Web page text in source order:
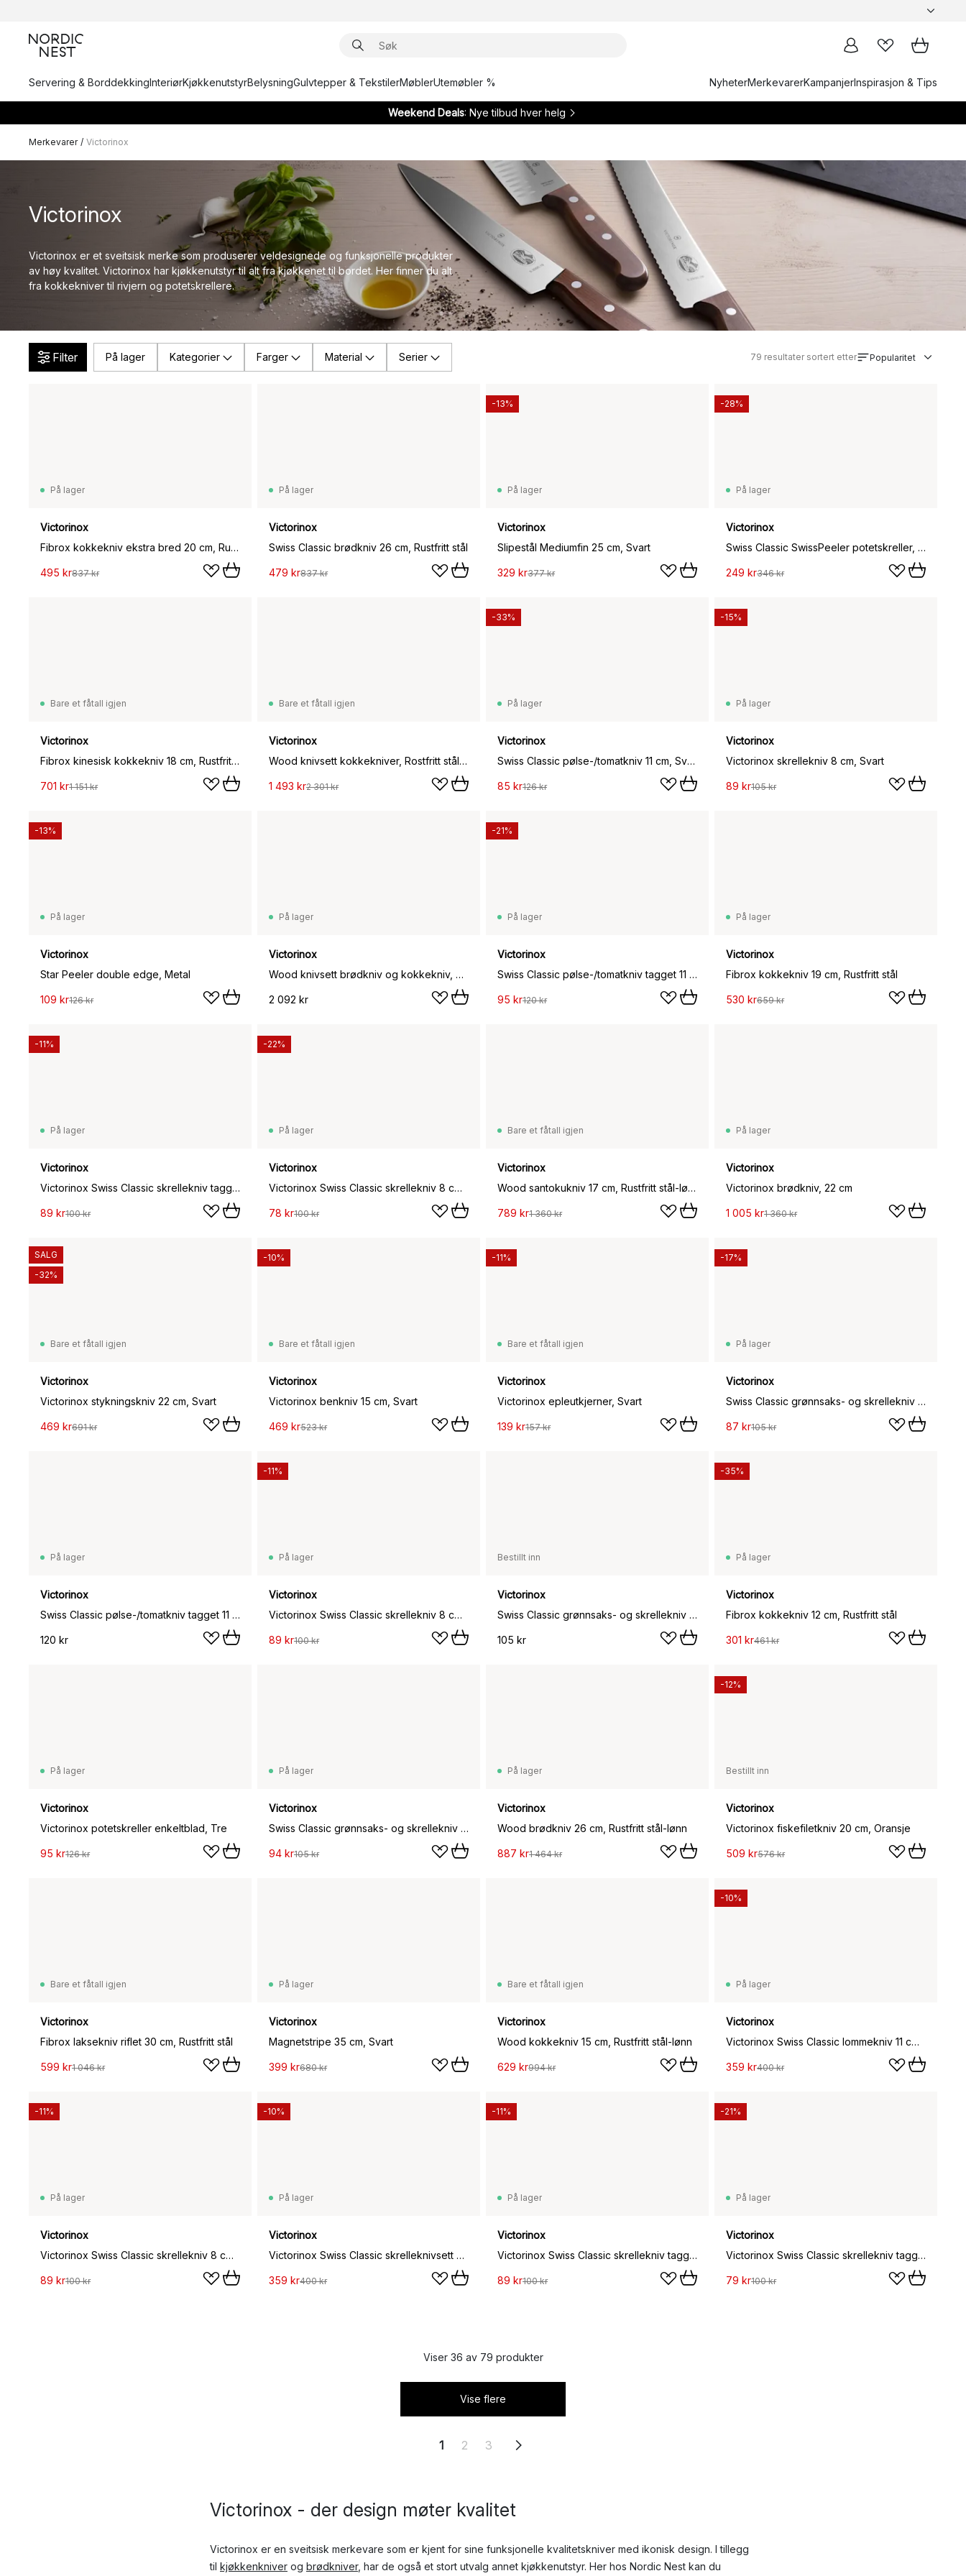
Servering & BorddekkingInteriørKjøkkenutstyrBelysningGulvtepper & TekstilerMøblerUtemøbler % NyheterMerkevarerKampanjerInspirasjon & Tips
Weekend Deals: Nye tilbud hver helg
Merkevarer / Victorinox
Victorinox
Victorinox er et sveitsisk merke som produserer veldesignede og funksjonelle produkter
av høy kvalitet. Victorinox har kjøkkenutstyr til alt fra kjøkkenet til bordet. Her finner du alt
fra kokkekniver til rivjern og potetskrellere.
Filter På lager Kategorier Farger Material Serier 79 resultater sortert etter Popularitet
På lager
Victorinox
Fibrox kokkekniv ekstra bred 20 cm, Rustfritt stål
495 kr837 kr
På lager
Victorinox
Swiss Classic brødkniv 26 cm, Rustfritt stål
479 kr837 kr
På lager
Victorinox
Slipestål Mediumfin 25 cm, Svart
329 kr377 kr
-13%
På lager
Victorinox
Swiss Classic SwissPeeler potetskreller, Rustfritt stål
249 kr346 kr
-28%
Bare et fåtall igjen
Victorinox
Fibrox kinesisk kokkekniv 18 cm, Rustfritt stål
701 kr1 151 kr
Bare et fåtall igjen
Victorinox
Wood knivsett kokkekniver, Rostfritt stål-lønn
1 493 kr2 301 kr
På lager
Victorinox
Swiss Classic pølse-/tomatkniv 11 cm, Svart
85 kr126 kr
-33%
På lager
Victorinox
Victorinox skrellekniv 8 cm, Svart
89 kr105 kr
-15%
På lager
Victorinox
Star Peeler double edge, Metal
109 kr126 kr
-13%
På lager
Victorinox
Wood knivsett brødkniv og kokkekniv, Rustfritt stål-lønn
2 092 kr
På lager
Victorinox
Swiss Classic pølse-/tomatkniv tagget 11 cm, Rød
95 kr120 kr
-21%
På lager
Victorinox
Fibrox kokkekniv 19 cm, Rustfritt stål
530 kr659 kr
På lager
Victorinox
Victorinox Swiss Classic skrellekniv tagget 8 cm, Gul
89 kr100 kr
-11%
På lager
Victorinox
Victorinox Swiss Classic skrellekniv 8 cm, Grønn
78 kr100 kr
-22%
Bare et fåtall igjen
Victorinox
Wood santokukniv 17 cm, Rustfritt stål-lønn
789 kr1 360 kr
På lager
Victorinox
Victorinox brødkniv, 22 cm
1 005 kr1 360 kr
Bare et fåtall igjen
Victorinox
Victorinox stykningskniv 22 cm, Svart
469 kr691 kr
SALG
-32%
Bare et fåtall igjen
Victorinox
Victorinox benkniv 15 cm, Svart
469 kr523 kr
-10%
Bare et fåtall igjen
Victorinox
Victorinox epleutkjerner, Svart
139 kr157 kr
-11%
På lager
Victorinox
Swiss Classic grønnsaks- og skrellekniv tagget 8 cm, Gul
87 kr105 kr
-17%
På lager
Victorinox
Swiss Classic pølse-/tomatkniv tagget 11 cm, Oransje
120 kr
På lager
Victorinox
Victorinox Swiss Classic skrellekniv 8 cm, Gul
89 kr100 kr
-11%
Bestillt inn
Victorinox
Swiss Classic grønnsaks- og skrellekniv tagget 8 cm, Grønn
105 kr
På lager
Victorinox
Fibrox kokkekniv 12 cm, Rustfritt stål
301 kr461 kr
-35%
På lager
Victorinox
Victorinox potetskreller enkeltblad, Tre
95 kr126 kr
På lager
Victorinox
Swiss Classic grønnsaks- og skrellekniv 8 cm, Svart
94 kr105 kr
På lager
Victorinox
Wood brødkniv 26 cm, Rustfritt stål-lønn
887 kr1 464 kr
Bestillt inn
Victorinox
Victorinox fiskefiletkniv 20 cm, Oransje
509 kr576 kr
-12%
Bare et fåtall igjen
Victorinox
Fibrox laksekniv riflet 30 cm, Rustfritt stål
599 kr1 046 kr
På lager
Victorinox
Magnetstripe 35 cm, Svart
399 kr680 kr
Bare et fåtall igjen
Victorinox
Wood kokkekniv 15 cm, Rustfritt stål-lønn
629 kr994 kr
På lager
Victorinox
Victorinox Swiss Classic lommekniv 11 cm, Rød
359 kr400 kr
-10%
På lager
Victorinox
Victorinox Swiss Classic skrellekniv 8 cm, Rød
89 kr100 kr
-11%
På lager
Victorinox
Victorinox Swiss Classic skrelleknivsett 3-deler, Svart
359 kr400 kr
-10%
På lager
Victorinox
Victorinox Swiss Classic skrellekniv tagget 8 cm, Rød
89 kr100 kr
-11%
På lager
Victorinox
Victorinox Swiss Classic skrellekniv tagget 8 cm, Grønn
79 kr100 kr
-21%
Viser 36 av 79 produkter
Vise flere
1 2 3
Victorinox - der design møter kvalitet
Victorinox er en sveitsisk merkevare som er kjent for sine funksjonelle kvalitetskniver med ikonisk design. I tillegg
til kjøkkenkniver og brødkniver, har de også et stort utvalg annet kjøkkenutstyr. Her hos Nordic Nest kan du